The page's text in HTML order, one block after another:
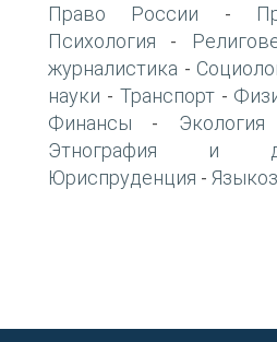
Право России -
Психология -
журналистика -
науки - Транспорт-
Финансы - Экология
Этнография и
Юриспруденция -